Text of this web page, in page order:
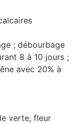
; débourbage
8 à 10 jours ;
avec 20% à
verte, fleur